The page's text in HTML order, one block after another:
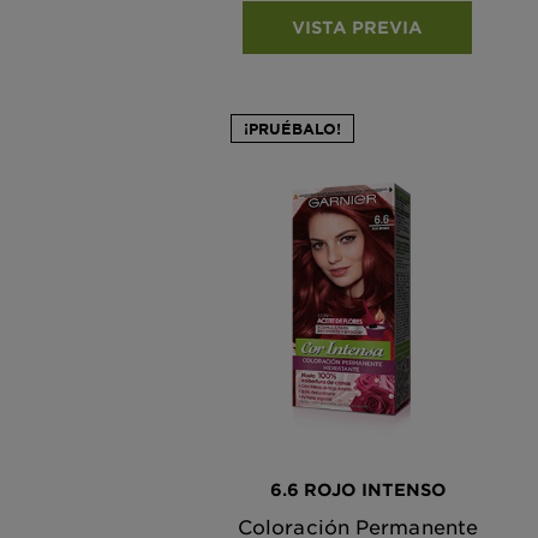
VISTA PREVIA
¡PRUÉBALO!
6.6 ROJO INTENSO
Coloración Permanente